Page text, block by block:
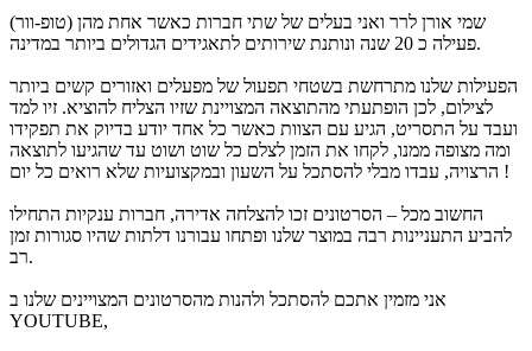
שמי אורן לרר ואני בעלים של שתי חברות כאשר אחת מהן (טופ-וור)
פעילה כ 20 שנה ונותנת שירותים לתאגידים הגדולים ביותר במדינה.
הפעילות שלנו מתרחשת בשטחי תפעול של מפעלים ואזורים קשים ביותר
לצילום, לכן הופתעתי מהתוצאה המצויינת שזיו הצליח להוציא. זיו למד
ועבד על התסריט, הגיע עם הצוות כאשר כל אחד יודע בדיוק את תפקידו
ומה מצופה ממנו, לקחו את הזמן לצלם כל שוט ושוט עד שהגיעו לתוצאה
הרצויה, עבדו מבלי להסתכל על השעון ובמקצועיות שלא רואים כל יום !
החשוב מכל – הסרטונים זכו להצלחה אדירה, חברות ענקיות התחילו
להביע התעניינות רבה במוצר שלנו ופתחו עבורנו דלתות שהיו סגורות זמן
רב.
אני מזמין אתכם להסתכל ולהנות מהסרטונים המצויינים שלנו ב
YOUTUBE,